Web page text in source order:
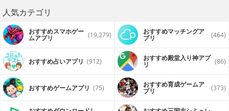
人気カテゴリ
おすすめスマホゲー
ムアプリ (19,279) おすすめマッチングア
プリ (464)
おすすめ占いアプリ (912) おすすめ殿堂入り神アプ
リ (86)
おすすめゲームアプリ (75) おすすめ育成ゲームア
プリ (373)